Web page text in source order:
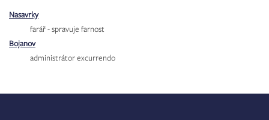
Nasavrky
farář - spravuje farnost
Bojanov
administrátor excurrendo